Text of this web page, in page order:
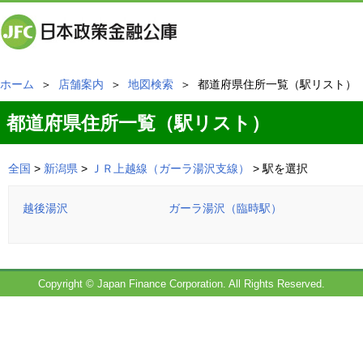
ホーム ＞ 店舗案内 ＞ 地図検索 ＞ 都道府県住所一覧（駅リスト）
都道府県住所一覧（駅リスト）
全国 > 新潟県 > ＪＲ上越線（ガーラ湯沢支線） > 駅を選択
越後湯沢 ガーラ湯沢（臨時駅）
Copyright © Japan Finance Corporation. All Rights Reserved.